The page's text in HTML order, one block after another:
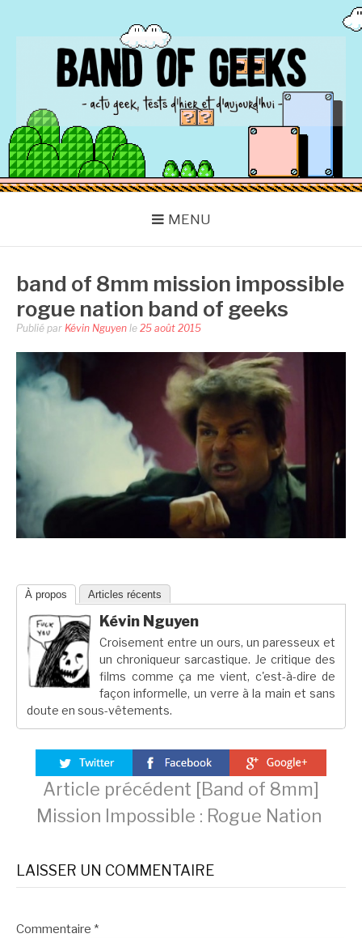
BAND OF GEEKS
Actu Geek d'hier et d'aujourd'hui
MENU
band of 8mm mission impossible
rogue nation band of geeks
Publié par Kévin Nguyen le 25 août 2015
À propos Articles récents
Kévin Nguyen
Croisement entre un ours, un paresseux et
un chroniqueur sarcastique. Je critique des
films comme ça me vient, c'est-à-dire de
façon informelle, un verre à la main et sans
doute en sous-vêtements.
Lire
la
suite
Article précédent [Band of 8mm]
Mission Impossible : Rogue Nation
LAISSER UN COMMENTAIRE
Commentaire *